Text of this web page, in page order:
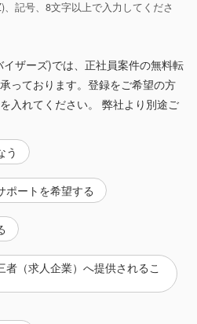
記号、8文字以上で入力してくださ
ザーズ)では、正社員案件の無料転
っております。登録をご希望の方
入れてください。 弊社より別途ご
う
ポートを希望する
（求人企業）へ提供されるこ